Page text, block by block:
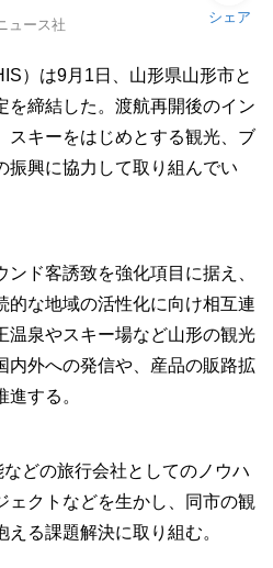
ュース社 シェア
）は9月1日、山形県山形市と
を締結した。渡航再開後のイン
スキーをはじめとする観光、ブ
振興に協力して取り組んでい
ド客誘致を強化項目に据え、
的な地域の活性化に向け相互連
温泉やスキー場など山形の観光
内外への発信や、産品の販路拡
する。
どの旅行会社としてのノウハ
ェクトなどを生かし、同市の観
る課題解決に取り組む。